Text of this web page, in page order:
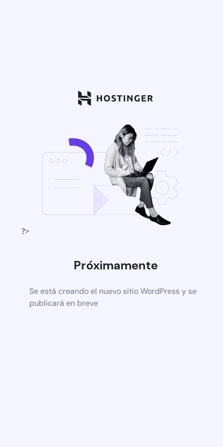
?>
Próximamente
Se está creando el nuevo sitio WordPress y se
publicará en breve